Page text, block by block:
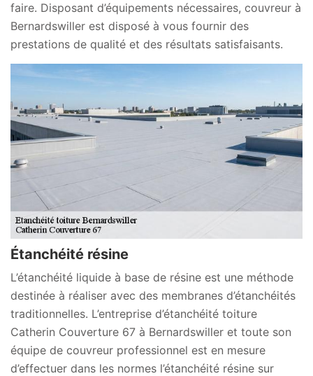
faire. Disposant d’équipements nécessaires, couvreur à
Bernardswiller est disposé à vous fournir des
prestations de qualité et des résultats satisfaisants.
Étanchéité résine
L’étanchéité liquide à base de résine est une méthode
destinée à réaliser avec des membranes d’étanchéités
traditionnelles. L’entreprise d’étanchéité toiture
Catherin Couverture 67 à Bernardswiller et toute son
équipe de couvreur professionnel est en mesure
d’effectuer dans les normes l’étanchéité résine sur